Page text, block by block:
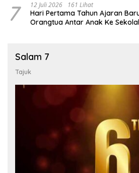
7 12 Juli 2026 161 Lihat
Hari Pertama Tahun Ajaran
Orangtua Antar Anak Ke
Salam 7
Tajuk